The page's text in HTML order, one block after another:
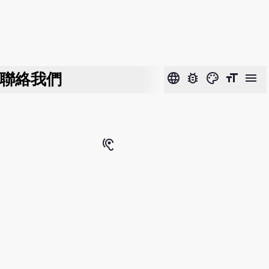
聯絡我們 language bug_report color_lens format_size menu
hearing